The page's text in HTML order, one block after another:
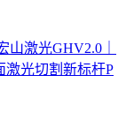
山激光GHV2.0｜
激光切割新标杆P